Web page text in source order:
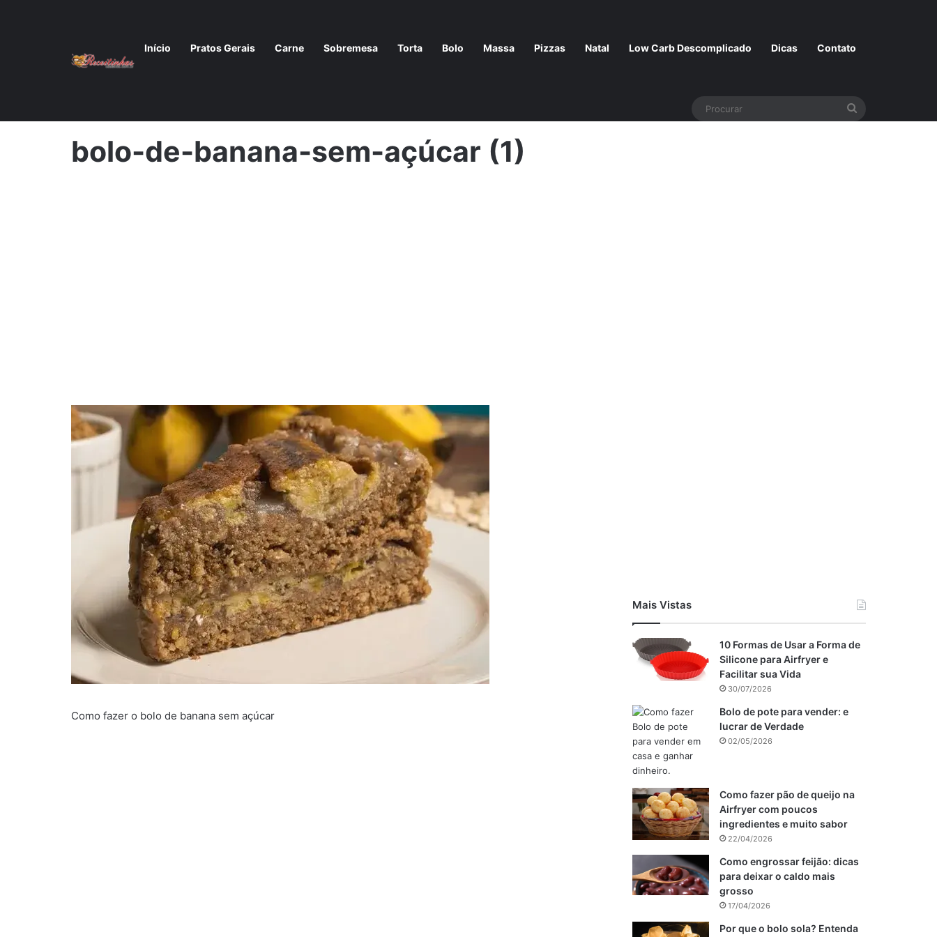
Início Pratos Gerais Carne Sobremesa Torta Bolo Massa Pizzas Natal Low Carb Descomplicado Dicas Contato
bolo-de-banana-sem-açúcar (1)
Como fazer o bolo de banana sem açúcar
Mais Vistas
10 Formas de Usar a Forma de
Silicone para Airfryer e
Facilitar sua Vida
30/07/2026
Bolo de pote para vender: e
lucrar de Verdade
02/05/2026
Como fazer pão de queijo na
Airfryer com poucos
ingredientes e muito sabor
22/04/2026
Como engrossar feijão: dicas
para deixar o caldo mais
grosso
17/04/2026
Por que o bolo sola? Entenda